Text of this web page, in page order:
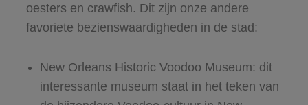
oesters en crawfish. Dit zijn onze andere
favoriete bezienswaardigheden in de stad:
New Orleans Historic Voodoo Museum: dit
interessante museum staat in het teken van